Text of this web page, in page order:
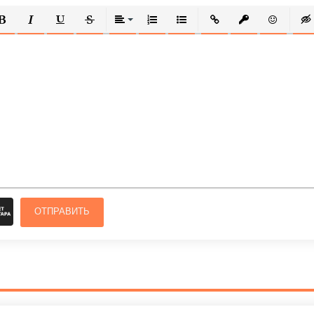
КУРСИВПОДЧЕРКНУТЫЙ
ЗАЧЕРКНУТЫЙВЫРАВНИВАНИЕ
НУМЕРОВАННЫЙ СПИСОК
МАРКИРОВАННЫЙ СПИСОК
ВСТАВИТЬ ССЫЛКУ
ВСТАВИТЬ
ОТПРАВИТЬ